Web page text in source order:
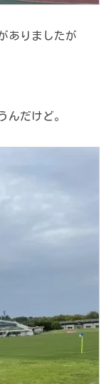
ありましたが
んだけど。